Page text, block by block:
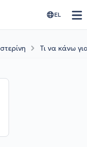
EL
Τι να κάνω